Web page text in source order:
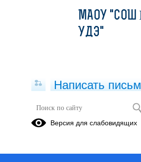
МАОУ "СОШ
УДЭ"
Написать
Версия для слабовидящих